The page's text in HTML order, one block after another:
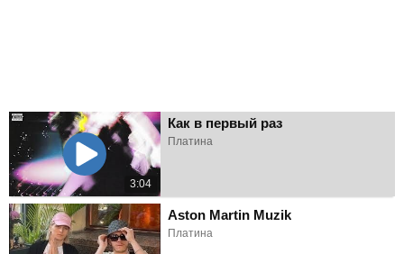
3:04
Как в первый раз
Платина
Aston Martin Muzik
Платина